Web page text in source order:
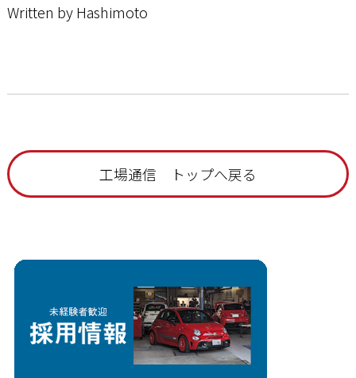
Written by Hashimoto
工場通信 トップへ戻る